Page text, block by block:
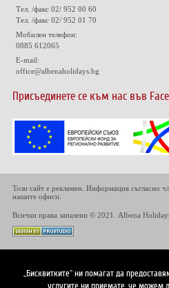
Тел. /факс 02/ 952 00 60
Тел. /факс 02/ 952 01 70
Мобилен телефон:
0885 612065
E-mail:
office@albenaholidays.bg
Присъединете се към нас във
Този сайт е рекламен. Информация съгласно
нашите офиси.
Всички права запазени © 2021. Albena
„Бисквитките“ ни помагат да